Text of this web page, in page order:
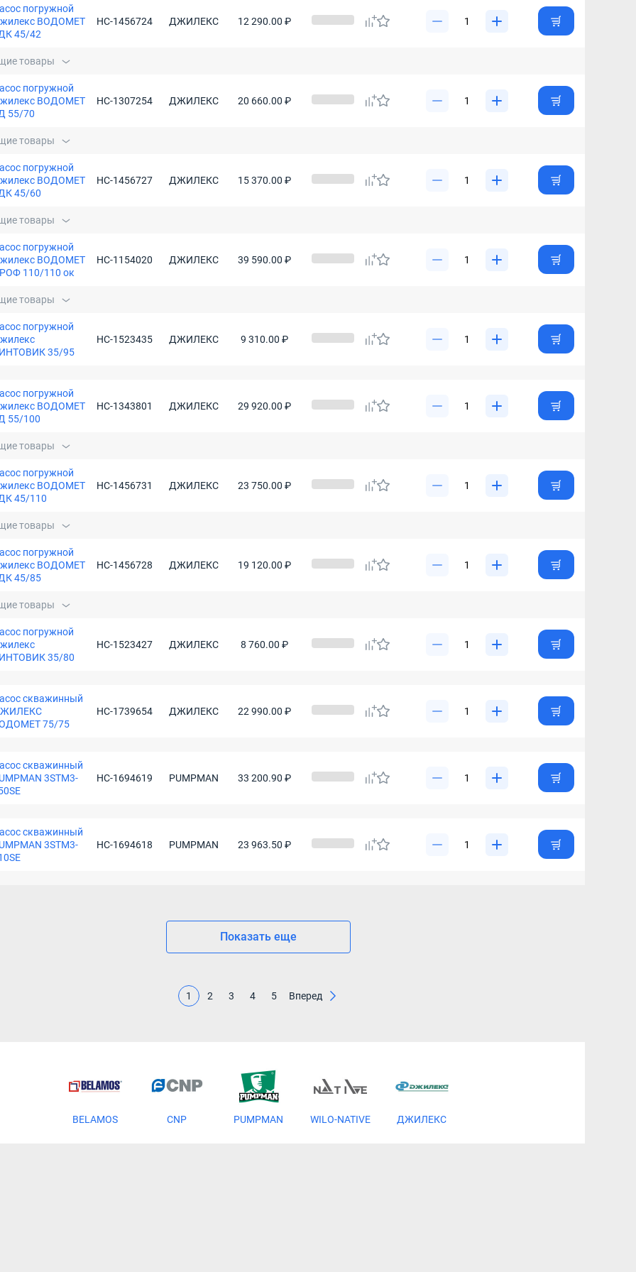
погружной
ВОДОМЕТ
45/42
НС-1456724 ДЖИЛЕКС 12 290.00 ₽
товары
погружной
ВОДОМЕТ
55/70
НС-1307254 ДЖИЛЕКС 20 660.00 ₽
товары
погружной
ВОДОМЕТ
45/60
НС-1456727 ДЖИЛЕКС 15 370.00 ₽
товары
погружной
ВОДОМЕТ
110/110 ок
НС-1154020 ДЖИЛЕКС 39 590.00 ₽
товары
погружной
35/95
НС-1523435 ДЖИЛЕКС 9 310.00 ₽
погружной
ВОДОМЕТ
55/100
НС-1343801 ДЖИЛЕКС 29 920.00 ₽
товары
погружной
ВОДОМЕТ
45/110
НС-1456731 ДЖИЛЕКС 23 750.00 ₽
товары
погружной
ВОДОМЕТ
45/85
НС-1456728 ДЖИЛЕКС 19 120.00 ₽
товары
погружной
35/80
НС-1523427 ДЖИЛЕКС 8 760.00 ₽
скважинный
75/75
НС-1739654 ДЖИЛЕКС 22 990.00 ₽
скважинный
3STM3-
НС-1694619 PUMPMAN 33 200.90 ₽
скважинный
3STM3-
НС-1694618 PUMPMAN 23 963.50 ₽
Показать еще
1 2 3 4 5 Вперед
BELAMOS CNP PUMPMAN WILO-NATIVE ДЖИЛЕКС